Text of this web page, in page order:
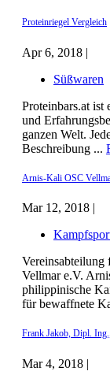
Proteinriegel Vergleich
Apr 6, 2018 |
Süßwaren
Proteinbars.at ist
und
ganzen Welt.
Beschreibung ...
Arnis-Kali OSC
Mar 12, 2018 |
Vellmar e.V.
philippinische
für bewaffnete
Frank Jakob, Dipl.
Mar 4, 2018 |